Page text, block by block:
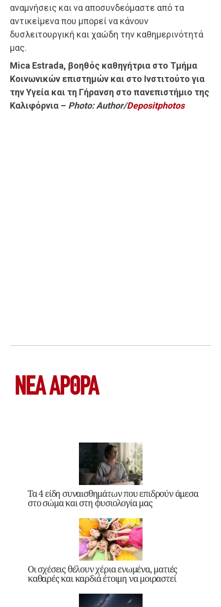
αναμνήσεις και να αποσυνδεόμαστε από τα
αντικείμενα που μπορεί να κάνουν
δυσλειτουργική και χαώδη την καθημερινότητά
μας.
Mica Estrada, βοηθός καθηγήτρια στο Τμήμα
Κοινωνικών επιστημών και στο Ινστιτούτο για
την Υγεία και τη Γήρανση στο πανεπιστήμιο της
Καλιφόρνια – Photo: Author/Depositphotos
ΝΕΑ ΆΡΘΡΑ
Τα 4 είδη συναισθημάτων που επιδρούν άμεσα
στο σώμα και στη φυσιολογία μας
Οι σχέσεις θέλουν χέρια ενωμένα, ματιές
καθαρές και καρδιά έτοιμη να μοιραστεί